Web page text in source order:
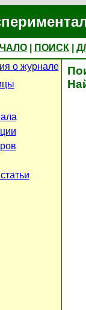
ПОИСК
о журнале